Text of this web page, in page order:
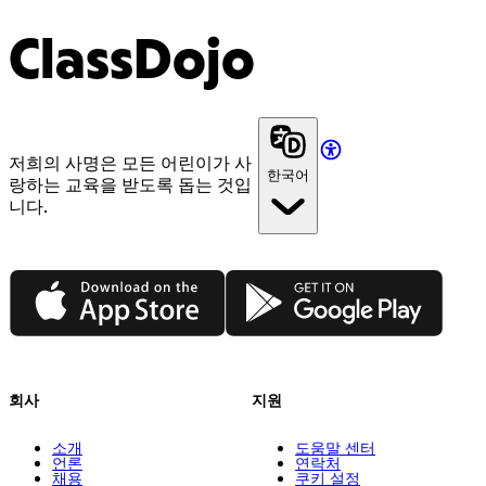
ClassDojo
저희의 사명은 모든 어린이가 사
랑하는 교육을 받도록 돕는 것입
니다.
한국어
App Store Google Play
회사
소개
언론
채용
지원
도움말 센터
연락처
쿠키 설정